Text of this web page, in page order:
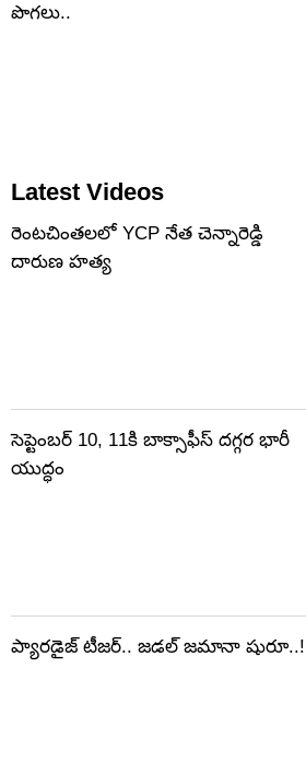
పొగలు..
Latest Videos
రెంటచింతలలో YCP నేత చెన్నారెడ్డి
దారుణ హత్య
సెప్టెంబర్‌ 10, 11కి బాక్సాఫీస్ దగ్గర భారీ
యుద్ధం
ప్యారడైజ్ టీజర్.. జడల్ జమానా షురూ..!